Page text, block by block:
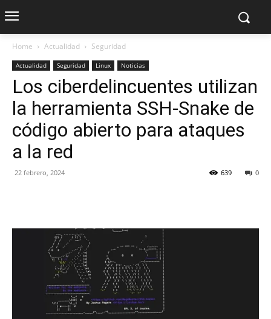
Home Actualidad Seguridad
Actualidad Seguridad Linux Noticias
Los ciberdelincuentes utilizan
la herramienta SSH-Snake de
código abierto para ataques
a la red
22 febrero, 2024 0
639